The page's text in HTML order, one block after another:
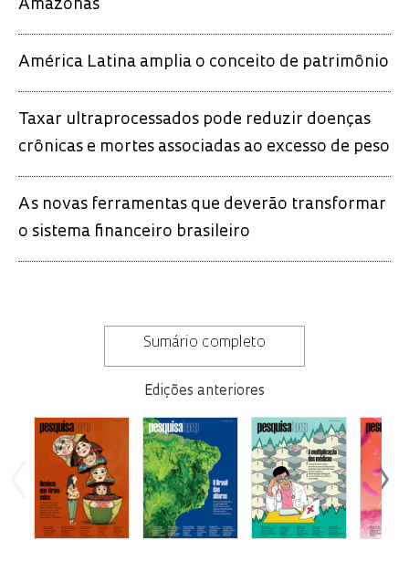
Amazonas
América Latina amplia o conceito de patrimônio
Taxar ultraprocessados pode reduzir doenças
crônicas e mortes associadas ao excesso de peso
As novas ferramentas que deverão transformar
o sistema financeiro brasileiro
Sumário completo
Edições anteriores